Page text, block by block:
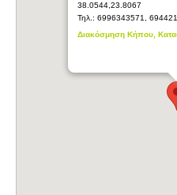
38.0544,23.8067
Τηλ.: 6996343571,
Διακόσμηση Κήπου,